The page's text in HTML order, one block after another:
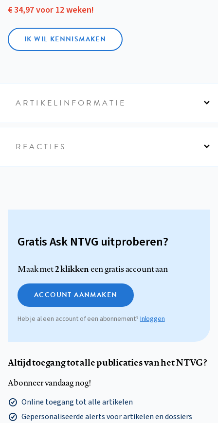
€ 34,97 voor 12 weken!
IK WIL KENNISMAKEN
ARTIKELINFORMATIE
REACTIES
Gratis Ask NTVG uitproberen?
Maak met2 klikkeneen gratis account aan
ACCOUNT AANMAKEN
Heb je al een account of een abonnement?Inloggen
Altijd toegang tot alle publicaties van het NTVG?
Abonneer vandaag nog!
Online toegang tot alle artikelen
Gepersonaliseerde alerts voor artikelen en dossiers